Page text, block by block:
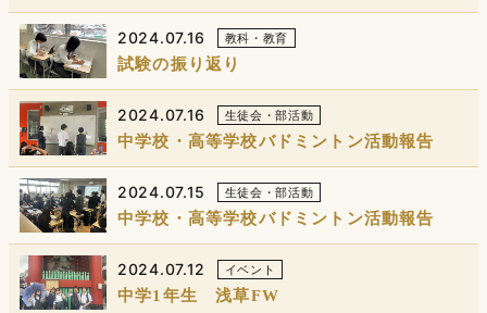
2024.07.16 教科・教育
試験の振り返り
2024.07.16 生徒会・部活動
中学校・高等学校バドミントン活動報告
2024.07.15 生徒会・部活動
中学校・高等学校バドミントン活動報告
2024.07.12 イベント
中学1年生 浅草FW